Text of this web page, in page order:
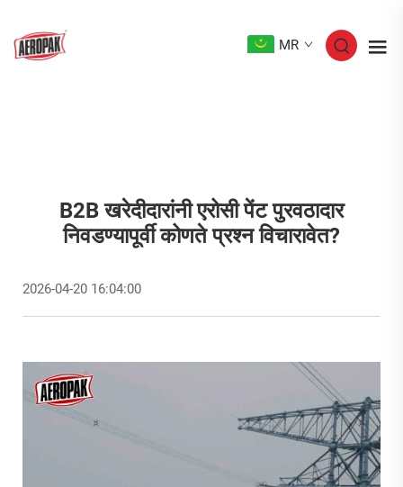
MR
B2B खरेदीदारांनी एरोसी पेंट पुरवठादार
निवडण्यापूर्वी कोणते प्रश्न विचारावेत?
2026-04-20 16:04:00